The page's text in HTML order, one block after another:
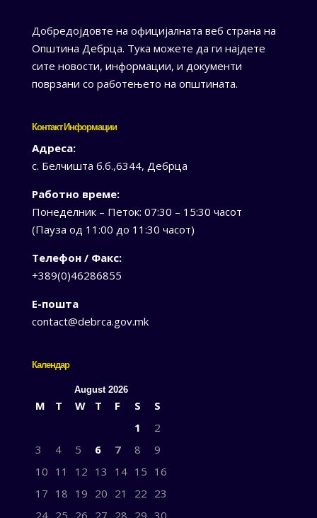
Добредојдовте на официјалната веб страна на
Општина Дебрца. Тука можете да ги најдете
сите новости, информации, и документи
поврзани со работењето на општината.
Контакт Информации
Адреса:
с. Белчишта б.б.,6344, Дебрца
Работно време:
Понеделник – Петок: 07:30 – 15:30 часот
(Пауза од 11:00 до 11:30 часот)
Телефон / Факс:
+389(0)46286855
Е-пошта
contact@debrca.gov.mk
Календар
August 2026
M T W T F S
S
1
2
3
4 5 6 7 8
9
10 11 12 13 14 15 16
17 18 19 20 21 22 23